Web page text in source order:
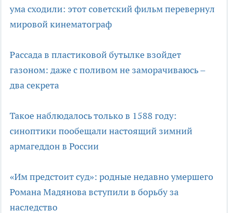
ума сходили: этот советский фильм перевернул
мировой кинематограф
Рассада в пластиковой бутылке взойдет
газоном: даже с поливом не заморачиваюсь –
два секрета
Такое наблюдалось только в 1588 году:
синоптики пообещали настоящий зимний
армагеддон в России
«Им предстоит суд»: родные недавно умершего
Романа Мадянова вступили в борьбу за
наследство